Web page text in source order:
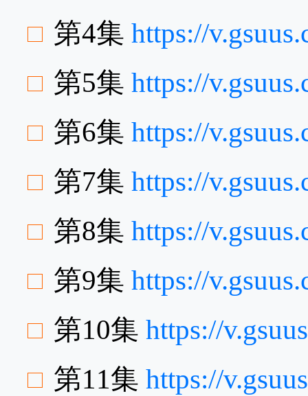
第4集 https://
第5集 https://
第6集 https://
第7集 https://
第8集 https://
第9集 https://
第10集 https://
第11集 https://